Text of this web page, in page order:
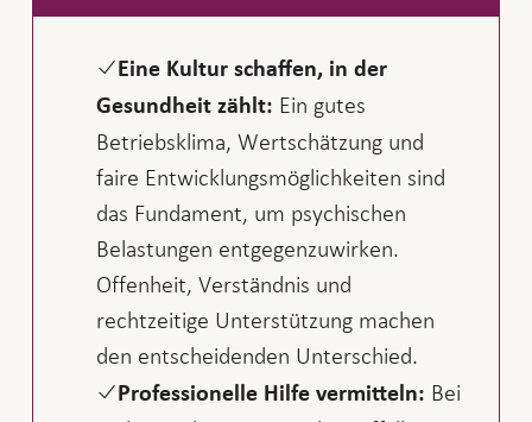
Eine Kultur schaffen, in der
Gesundheit zählt: Ein gutes
Betriebsklima, Wertschätzung und
faire Entwicklungsmöglichkeiten sind
das Fundament, um psychischen
Belastungen entgegenzuwirken.
Offenheit, Verständnis und
rechtzeitige Unterstützung machen
den entscheidenden Unterschied.
Professionelle Hilfe vermitteln: Bei